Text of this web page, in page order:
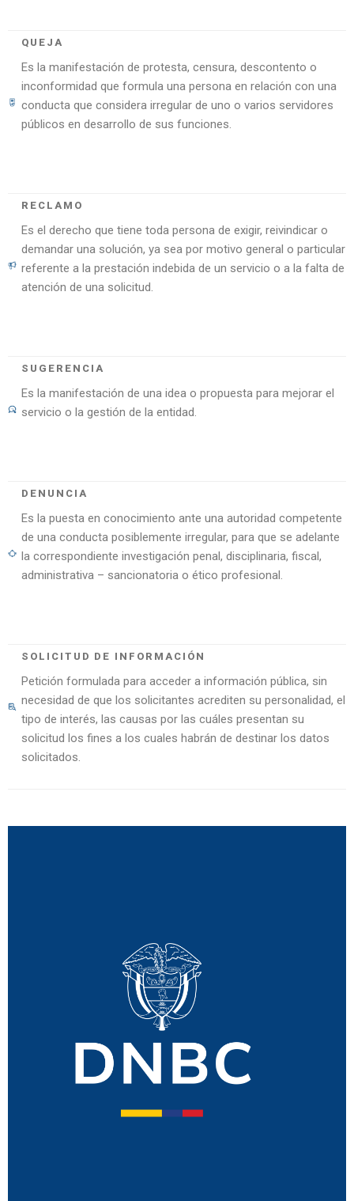
QUEJA
Es la manifestación de protesta, censura, descontento o
inconformidad que formula una persona en relación con una
conducta que considera irregular de uno o varios servidores
públicos en desarrollo de sus funciones.
RECLAMO
Es el derecho que tiene toda persona de exigir, reivindicar o
demandar una solución, ya sea por motivo general o particular
referente a la prestación indebida de un servicio o a la falta de
atención de una solicitud.
SUGERENCIA
Es la manifestación de una idea o propuesta para mejorar el
servicio o la gestión de la entidad.
DENUNCIA
Es la puesta en conocimiento ante una autoridad competente
de una conducta posiblemente irregular, para que se adelante
la correspondiente investigación penal, disciplinaria, fiscal,
administrativa – sancionatoria o ético profesional.
SOLICITUD DE INFORMACIÓN
Petición formulada para acceder a información pública, sin
necesidad de que los solicitantes acrediten su personalidad, el
tipo de interés, las causas por las cuáles presentan su
solicitud los fines a los cuales habrán de destinar los datos
solicitados.